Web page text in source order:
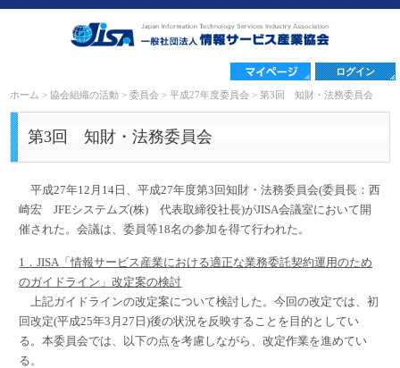
ログイン
ホーム >協会組織の活動 >委員会 >平成27年度委員会 >第3回 知財・法務委員会
第3回 知財・法務委員会
平成27年12月14日、平成27年度第3回知財・法務委員会(委員長：西
崎宏 JFEシステムズ(株) 代表取締役社長)がJISA会議室において開
催された。会議は、委員等18名の参加を得て行われた。
1．JISA「情報サービス産業における適正な業務委託契約運用のため
のガイドライン」改定案の検討
上記ガイドラインの改定案について検討した。今回の改定では、初
回改定(平成25年3月27日)後の状況を反映することを目的としてい
る。本委員会では、以下の点を考慮しながら、改定作業を進めてい
る。